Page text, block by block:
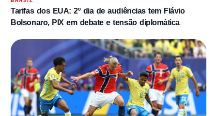
Tarifas dos EUA: 2º dia de audiências tem Flávio
Bolsonaro, PIX em debate e tensão diplomática